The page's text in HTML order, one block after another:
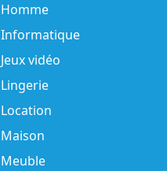
Homme
Informatique
Jeux vidéo
Lingerie
Location
Maison
Meuble